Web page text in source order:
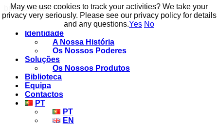
build to flow.
Identidade
A Nossa História
Os Nossos Poderes
Soluções
Os Nossos Produtos
Biblioteca
Equipa
Contactos
PT
PT
EN
May we use cookies to track your activities? We take your
privacy very seriously. Please see our privacy policy for details
and any questions.Yes No
May we use cookies to track your activities? We take your
privacy very seriously. Please see our privacy policy for details
and any questions.Yes No